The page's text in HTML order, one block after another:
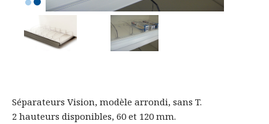
Séparateurs Vision, modèle arrondi, sans T.
2 hauteurs disponibles, 60 et 120 mm.